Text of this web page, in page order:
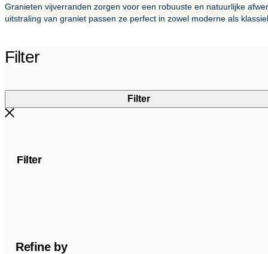
Granieten vijverranden zorgen voor een robuuste en natuurlijke
uitstraling van graniet passen ze perfect in zowel moderne als
Filter
Filter
Filter
Refine by